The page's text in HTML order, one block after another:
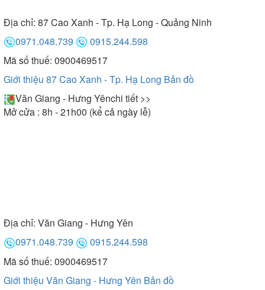
Địa chỉ: 87 Cao Xanh - Tp. Hạ Long - Quảng Ninh
0971.048.739
0915.244.598
Mã số thuế: 0900469517
Giới thiệu 87 Cao Xanh - Tp. Hạ Long Bản đồ
Văn Giang - Hưng Yênchi tiết >>
Mở cửa : 8h - 21h00 (kể cả ngày lễ)
Địa chỉ: Văn Giang - Hưng Yên
0971.048.739
0915.244.598
Mã số thuế: 0900469517
Giới thiệu Văn Giang - Hưng Yên Bản đồ